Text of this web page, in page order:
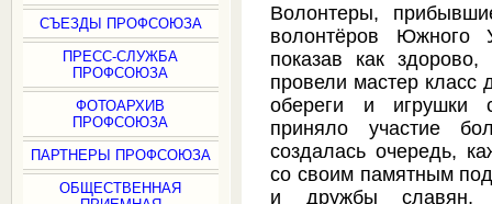
СЪЕЗДЫ ПРОФСОЮЗА
ПРЕСС-СЛУЖБА
ПРОФСОЮЗА
ФОТОАРХИВ
ПРОФСОЮЗА
ПАРТНЕРЫ ПРОФСОЮЗА
ОБЩЕСТВЕННАЯ
Волонтеры,
волонтёров Южного
показав как
провели мастер класс
обереги и игрушки
приняло участие
создалась очередь,
со своим памятным
и дружбы славян,